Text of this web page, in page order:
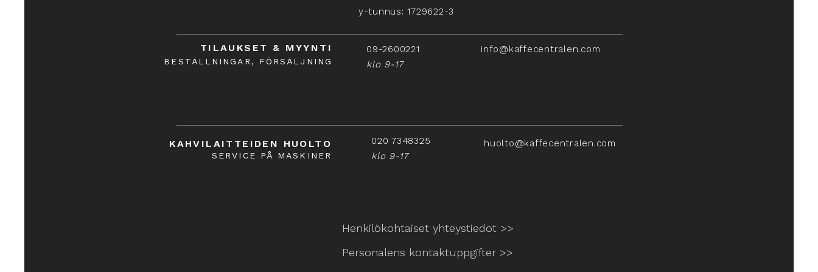
y-tunnus: 1729622-3
TILAUKSET & MYYNTI
BESTÄLLNINGAR, FÖRSÄLJNING
09-2600221
klo 9-17
info@kaffecentralen.com
KAHVILAITTEIDEN HUOLTO
SERVICE PÅ MASKINER
huolto@kaffecentralen.com
020 7348325
klo 9-17
Henkilökohtaiset yhteystiedot >>
Personalens kontaktuppgifter >>